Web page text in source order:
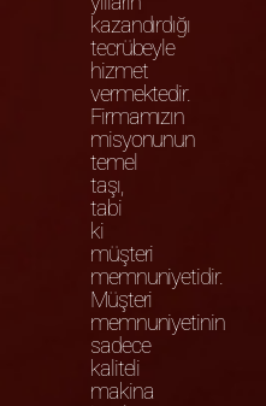
kazandırdığı
tecrübeyle
hizmet
vermektedir.
Firmamızın
misyonunun
temel
taşı,
tabi
ki
müşteri
memnuniyetidir.
Müşteri
memnuniyetinin
sadece
kaliteli
makina